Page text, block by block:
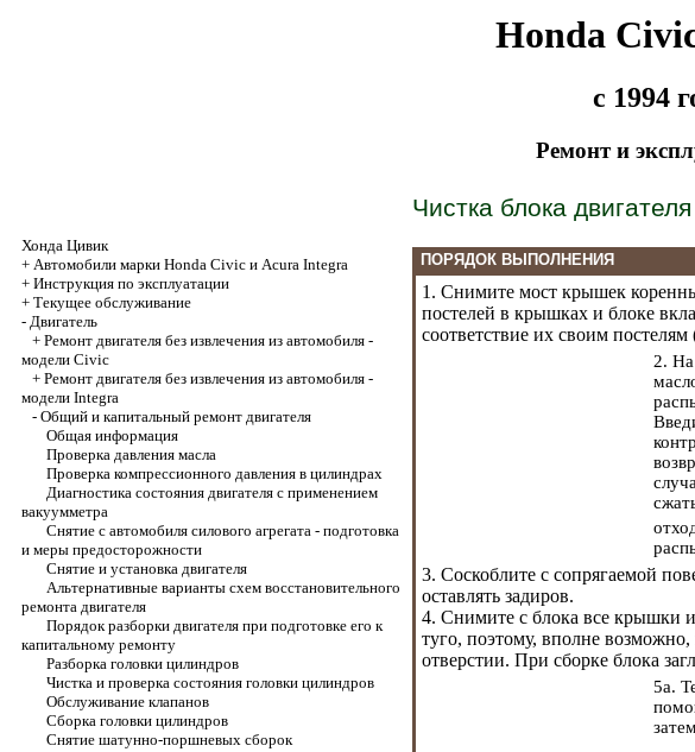
Honda
с 1994
Ремонт и
Хонда Цивик
+ Автомобили марки Honda Civic и Acura Integra
+ Инструкция по эксплуатации
+ Текущее обслуживание
- Двигатель
+ Ремонт двигателя без извлечения из автомобиля -
модели Civic
+ Ремонт двигателя без извлечения из автомобиля -
модели Integra
- Общий и капитальный ремонт двигателя
Общая информация
Проверка давления масла
Проверка компрессионного давления в цилиндрах
Диагностика состояния двигателя с применением
вакуумметра
Снятие с автомобиля силового агрегата - подготовка
и меры предосторожности
Снятие и установка двигателя
Альтернативные варианты схем восстановительного
ремонта двигателя
Порядок разборки двигателя при подготовке его к
капитальному ремонту
Разборка головки цилиндров
Чистка и проверка состояния головки цилиндров
Обслуживание клапанов
Сборка головки цилиндров
Снятие шатунно-поршневых сборок
Чистка блока двигателя
ПОРЯДОК ВЫПОЛНЕНИЯ
1. Снимите мост крышек
постелей в крышках и блоке
соответствие их своим
2.
3. Соскоблите с сопрягаемой
оставлять задиров.
4. Снимите с блока все крышки
туго, поэтому, вполне
отверстии. При сборке блока
5a.